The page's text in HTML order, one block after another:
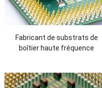
Fabricant de substrats de
boîtier haute fréquence